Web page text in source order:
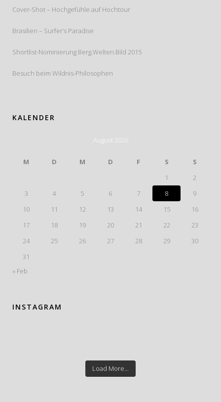
Cover-Shot – Hochgefühle auf Hochtour
Brasilien – Surfer’s Paradise
Shortlist-Nominierung Berg.Welten.Bild 2015
Besuch beim Wildnis-Philosophen
KALENDER
August 2026
M D M D F S
S
1
2
3
4 5 6 7 8
9
10
11 12 13 14 15
16
17
18 19 20 21 22
23
24
25 26 27 28 29
30
31
« Feb
INSTAGRAM
Load More...